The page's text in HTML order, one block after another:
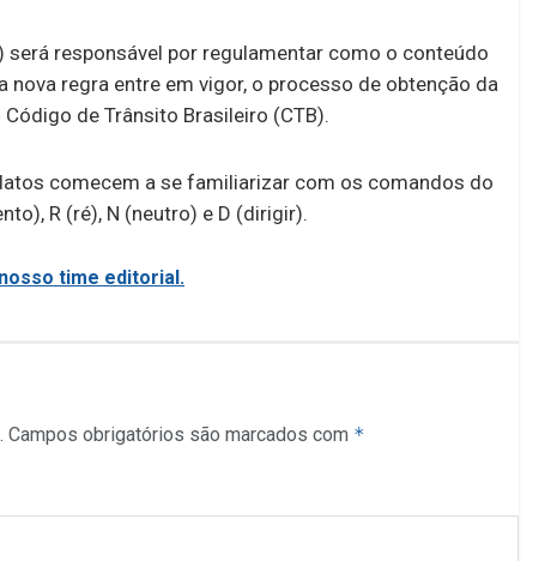
será responsável por regulamentar como o conteúdo
regra entre em vigor, o processo de obtenção da
de Trânsito Brasileiro (CTB).
comecem a se familiarizar com os comandos do
R (ré), N (neutro) e D (dirigir).
time editorial.
Campos obrigatórios são marcados com *